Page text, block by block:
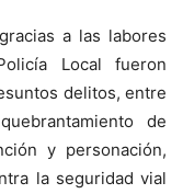
a las labores
Local fueron
delitos, entre
de
y personación,
la seguridad vial